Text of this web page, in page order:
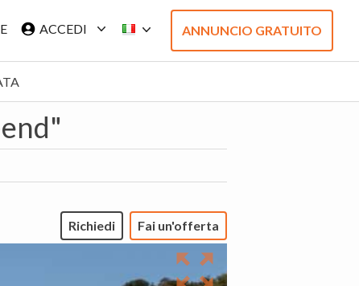
ACCEDI ANNUNCIO GRATUITO
Richiedi Fai un'offerta